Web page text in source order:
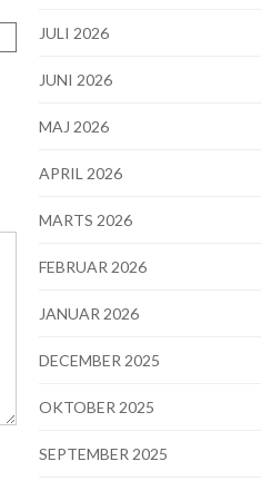
JULI 2026
JUNI 2026
MAJ 2026
APRIL 2026
MARTS 2026
FEBRUAR 2026
JANUAR 2026
DECEMBER 2025
OKTOBER 2025
SEPTEMBER 2025